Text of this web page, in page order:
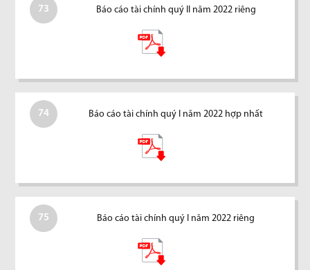
73 Báo cáo tài chính quý II năm 2022 riêng
74 Báo cáo tài chính quý I năm 2022 hợp nhất
75 Báo cáo tài chính quý I năm 2022 riêng